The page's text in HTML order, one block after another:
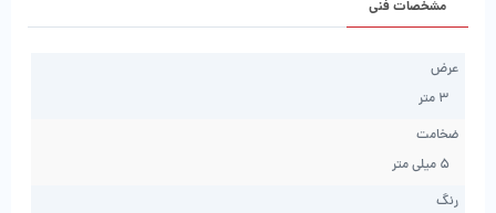
مشخصات فنی
عرض
3 متر
ضخامت
5 میلی متر
رنگ